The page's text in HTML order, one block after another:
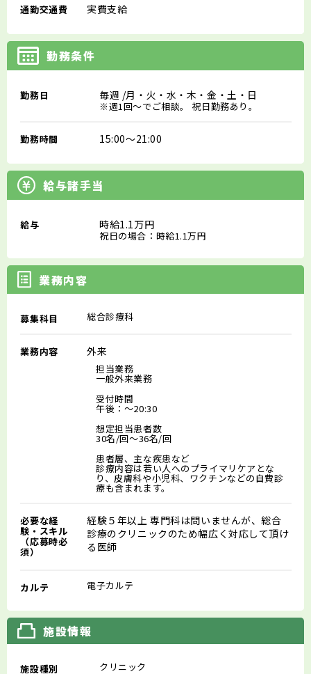
通勤交通費 実費支給
勤務条件
勤務日 毎週 /月・火・水・木・金・土・日
※週1回～でご相談。 祝日勤務あり。
勤務時間 15:00～21:00
給与諸手当
給与 時給1.1万円
祝日の場合：時給1.1万円
業務内容
募集科目 総合診療科
業務内容 外来
担当業務
一般外来業務
受付時間
午後：～20:30
想定担当患者数
30名/回～36名/回
患者層、主な疾患など
診療内容は若い人へのプライマリケアとな
り、皮膚科や小児科、ワクチンなどの自費診
療も含まれます。
必要な経
験・スキル
（応募時必
須）
経験５年以上 専門科は問いませんが、総合
診療のクリニックのため幅広く対応して頂け
る医師
カルテ 電子カルテ
施設情報
施設種別 クリニック